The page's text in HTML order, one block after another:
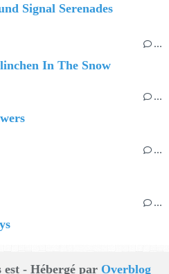
Signal Serenades
…
In The Snow
…
…
…
- Hébergé par Overblog